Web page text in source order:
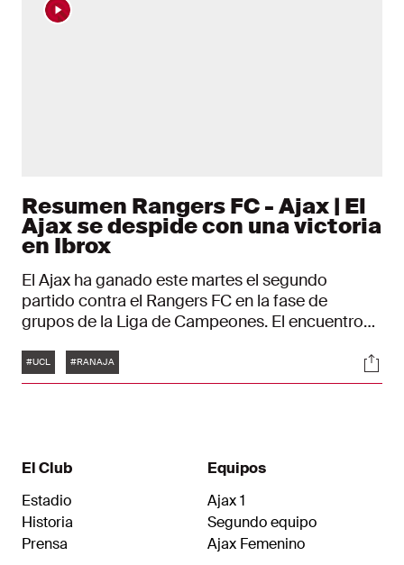
Resumen Rangers FC - Ajax | El
Ajax se despide con una victoria
en Ibrox
El Ajax ha ganado este martes el segundo
partido contra el Rangers FC en la fase de
grupos de la Liga de Campeones. El encuentro
descanso con un 0-2 con goles de Steven
Berghuis y Mohammed Kudus. Ya en la segunda
Etiquetas
#UCL #RANAJA
El Club
Estadio
Historia
Prensa
Equipos
Ajax 1
Segundo equipo
Ajax Femenino